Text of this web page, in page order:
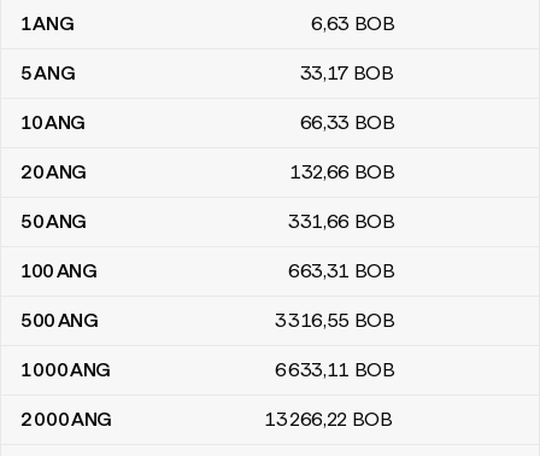
Table de conversion florins antillais vers bolivianos boliviens
1ANG 6,63 BOB
5ANG 33,17 BOB
10ANG 66,33 BOB
20ANG 132,66 BOB
50ANG 331,66 BOB
100ANG 663,31 BOB
500ANG 3 316,55 BOB
1 000ANG 6 633,11 BOB
2 000ANG 13 266,22 BOB